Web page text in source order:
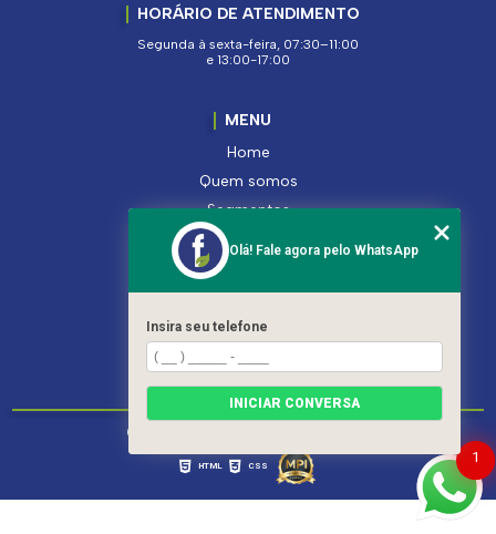
HORÁRIO DE ATENDIMENTO
Segunda à sexta-feira, 07:30–11:00
e 13:00-17:00
MENU
Home
Quem somos
Segmentos
Serviços
Produtos
Contato
Categorias
Mapa do site
Copyright © Ferroleto. (Lei 9610 de 19/02/1998)
HTML CSS
1
Olá! Fale agora pelo WhatsApp
Insira seu telefone
INICIAR CONVERSA